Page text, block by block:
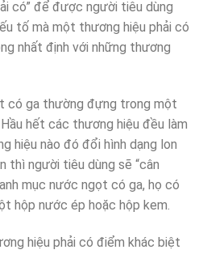
có” để được người tiêu dùng
tố mà một thương hiệu phải có
nhất định với những thương
có ga thường đựng trong một
hết các thương hiệu đều làm
hiệu nào đó đổi hình dạng lon
thì người tiêu dùng sẽ “cân
mục nước ngọt có ga, họ có
hộp nước ép hoặc hộp kem.
hiệu phải có điểm khác biệt